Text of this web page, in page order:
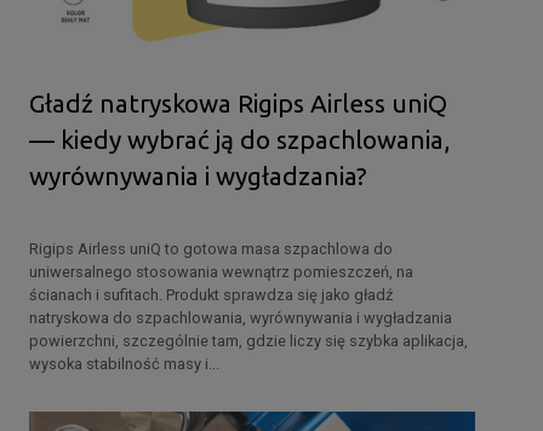
Gładź natryskowa Rigips Airless uniQ
— kiedy wybrać ją do szpachlowania,
wyrównywania i wygładzania?
Rigips Airless uniQ to gotowa masa szpachlowa do
uniwersalnego stosowania wewnątrz pomieszczeń, na
ścianach i sufitach. Produkt sprawdza się jako gładź
natryskowa do szpachlowania, wyrównywania i wygładzania
powierzchni, szczególnie tam, gdzie liczy się szybka aplikacja,
wysoka stabilność masy i...